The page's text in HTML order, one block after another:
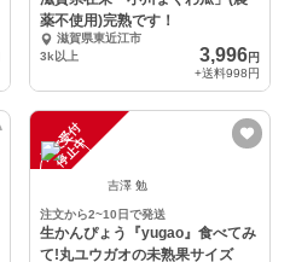
薬不使用)完熟です！
滋賀県東近江市
3k以上
3,996円
+送料998円
注
文
受
付
停
止
中
吉澤 勉
注文から2~10日で発送
生かんぴょう『yugao』食べてみ
て!丸ユウガオの未熟果サイズ